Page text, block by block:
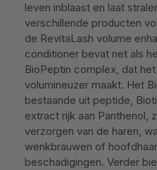
leven inblaast en laat
verschillende producten
de RevitaLash volume
conditioner bevat net als
BioPeptin complex, dat
volumineuzer maakt. Het
bestaande uit peptide,
extract rijk aan Panthenol,
verzorgen van de haren,
wenkbrauwen of
beschadigingen. Verder